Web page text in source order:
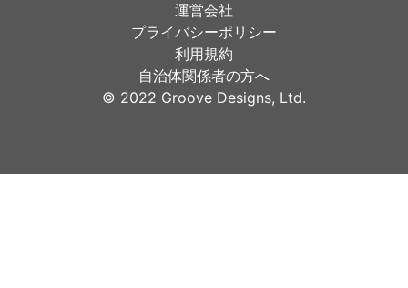
運営会社
プライバシーポリシー
利用規約
自治体関係者の方へ
©︎ 2022 Groove Designs, Ltd.